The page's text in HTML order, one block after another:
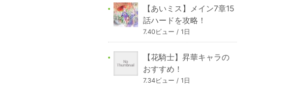
【あいミス】メイン7章15
話ハードを攻略！
7.40ビュー / 1日
【花騎士】昇華キャラの
おすすめ！
7.34ビュー / 1日